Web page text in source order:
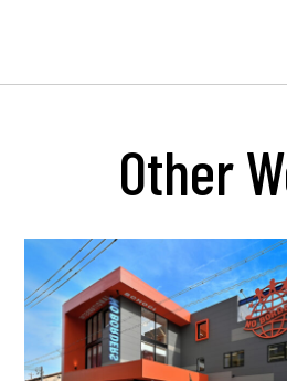
Other